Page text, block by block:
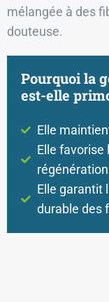
mélangée à des
douteuse.
Pourquoi la
est-elle
Elle
Elle favorise
Elle garantit
durable des